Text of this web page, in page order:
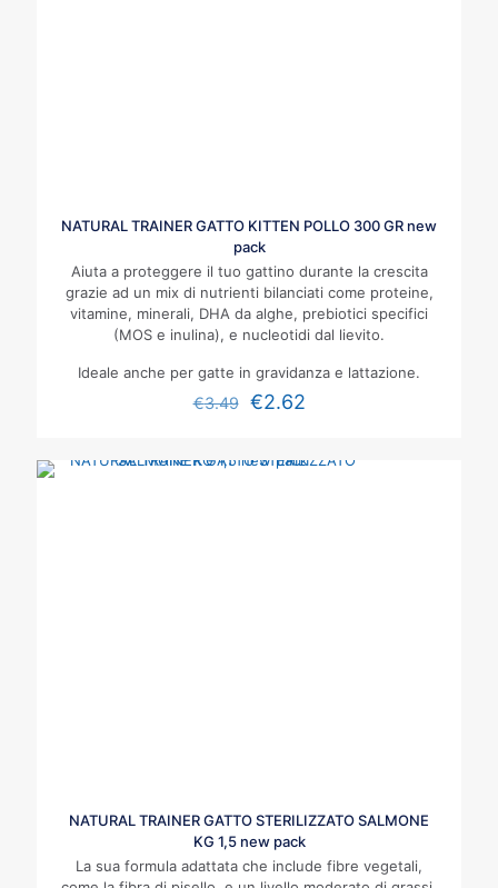
NATURAL TRAINER GATTO KITTEN POLLO 300 GR new
pack
Aiuta a proteggere il tuo gattino durante la crescita
grazie ad un mix di nutrienti bilanciati come proteine,
vitamine, minerali, DHA da alghe, prebiotici specifici
(MOS e inulina), e nucleotidi dal lievito.
Ideale anche per gatte in gravidanza e lattazione.
€3.49 €2.62
NATURAL TRAINER GATTO STERILIZZATO SALMONE
KG 1,5 new pack
La sua formula adattata che include fibre vegetali,